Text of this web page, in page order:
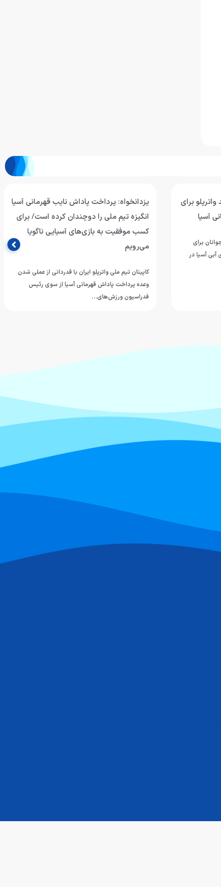
برای
آسیا
برای
آسیا در
یزدانخواه: پرداخت پاداش نایب قهرمانی آسیا
انگیزه تیم ملی را دوچندان کرده است/ برای
کسب موفقیت به بازی‌های آسیایی ناگویا
می‌رویم
کاپیتان تیم ملی واترپلو ایران با قدردانی از عملی شدن
وعده پرداخت پاداش قهرمانی آسیا از سوی رئیس
فدراسیون ورزش‌های…